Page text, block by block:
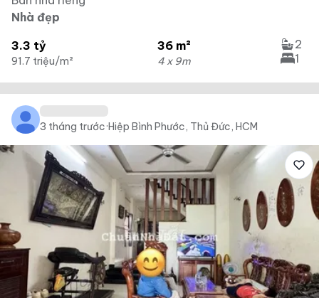
Nhà đẹp
3.3 tỷ
91.7 triệu/m²
36 m²
4 x 9m
2
1
3 tháng trước·Hiệp Bình Phước, Thủ Đức, HCM